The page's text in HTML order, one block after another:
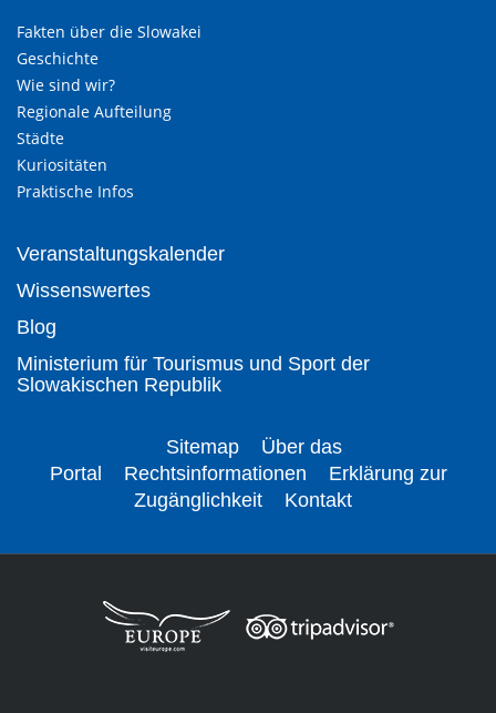
Fakten über die Slowakei
Geschichte
Wie sind wir?
Regionale Aufteilung
Städte
Kuriositäten
Praktische Infos
Veranstaltungskalender
Wissenswertes
Blog
Ministerium für Tourismus und Sport der
Slowakischen Republik
Sitemap
Über das
Portal
Rechtsinformationen
Erklärung zur
Zugänglichkeit
Kontakt